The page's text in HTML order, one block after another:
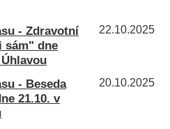
22.10.2025
- Zdravotní
sám" dne
20.10.2025
- Beseda
21.10. v